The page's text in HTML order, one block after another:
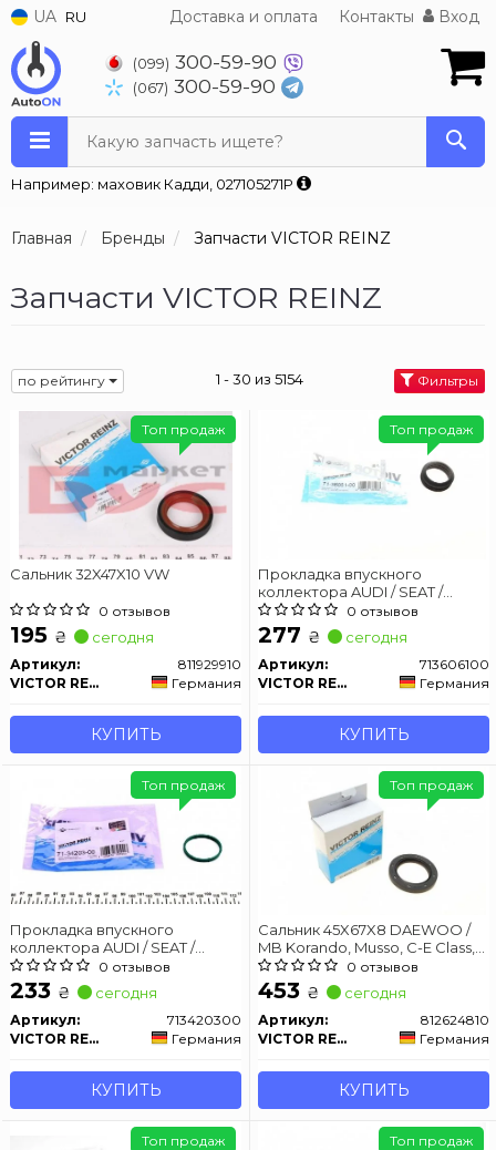
UA RU Доставка и оплата Контакты Вход
(099) 300-59-90
(067) 300-59-90
Какую запчасть ищете?
Например: маховик Кадди, 027105271P
Главная Бренды Запчасти VICTOR REINZ
Запчасти VICTOR REINZ
по рейтингу 1 - 30 из 5154 Фильтры
Сальник 32X47X10 VW
0 отзывов
195 ₴ сегодня
Артикул:
811929910
VICTOR REINZ
Германия
КУПИТЬ
Топ продаж
Прокладка впускного
коллектора AUDI / SEAT /
SKODA / VW 1,6-2,0 98-
0 отзывов
277 ₴ сегодня
Артикул:
713606100
VICTOR REINZ
Германия
КУПИТЬ
Топ продаж
Прокладка впускного
коллектора AUDI / SEAT /
SKODA / VW0 отзывов
233 ₴ сегодня
Артикул:
713420300
VICTOR REINZ
Германия
КУПИТЬ
Топ продаж
Сальник 45X67X8 DAEWOO /
MB Korando, Musso, C-E Class,
Sprinter, Vario, Vito
0 отзывов
453 ₴ сегодня
Артикул:
812624810
VICTOR REINZ
Германия
КУПИТЬ
Топ продаж
Топ продаж Топ продаж